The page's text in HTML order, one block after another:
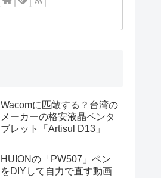
Wacomに匹敵する？台湾の
メーカーの格安液晶ペンタ
ブレット「Artisul D13」
HUIONの「PW507」ペン
をDIYして自力で直す動画